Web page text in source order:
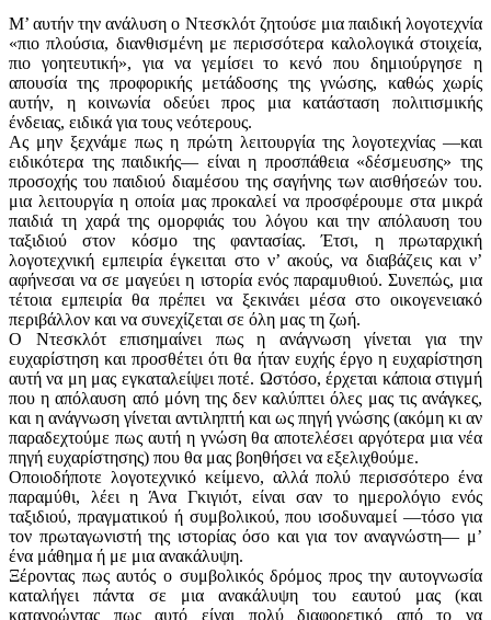
Μ’ αυτήν την ανάλυση ο Ντεσκλότ ζητούσε μια παιδική λογοτεχνία
«πιο πλούσια, διανθισμένη με περισσότερα καλολογικά στοιχεία,
πιο γοητευτική», για να γεμίσει το κενό που δημιούργησε η
απουσία της προφορικής μετάδοσης της γνώσης, καθώς χωρίς
αυτήν, η κοινωνία οδεύει προς μια κατάσταση πολιτισμικής
ένδειας, ειδικά για τους νεότερους.
Ας μην ξεχνάμε πως η πρώτη λειτουργία της λογο­τεχνίας —και
ειδικότερα της παιδικής— είναι η προσπάθεια «δέσμευσης» της
προσοχής του παιδιού διαμέσου της σαγήνης των αισθήσεών του.
μια λειτουργία η οποία μας προκαλεί να προσφέρουμε στα μικρά
παιδιά τη χαρά της ομορφιάς του λόγου και την απόλαυση του
ταξιδιού στον κόσμο της φαντασίας. Έτσι, η πρωταρχική
λογοτεχνική εμπειρία έγκειται στο ν’ ακούς, να διαβάζεις και ν’
αφήνεσαι να σε μαγεύει η ιστορία ενός παραμυθιού. Συνεπώς, μια
τέτοια εμπειρία θα πρέπει να ξεκινάει μέσα στο οικογενειακό
περιβάλλον και να συνεχίζεται σε όλη μας τη ζωή.
Ο Ντεσκλότ επισημαίνει πως η ανάγνωση γίνεται για την
ευχαρίστηση και προσθέτει ότι θα ήταν ευχής έργο η ευχαρίστηση
αυτή να μη μας εγκαταλείψει ποτέ. Ωστόσο, έρχεται κάποια στιγμή
που η απόλαυση από μόνη της δεν καλύπτει όλες μας τις ανάγκες,
και η ανάγνωση γίνεται αντιληπτή και ως πηγή γνώσης (ακόμη κι αν
παραδεχτούμε πως αυτή η γνώση θα αποτελέσει αργότερα μια νέα
πηγή ευχαρίστησης) που θα μας βοηθήσει να εξελιχθούμε.
Οποιοδήποτε λογοτεχνικό κείμενο, αλλά πολύ περισσότερο ένα
παραμύθι, λέει η Άνα Γκιγιότ, είναι σαν το ημερολόγιο ενός
ταξιδιού, πραγματικού ή συμβολικού, που ισοδυναμεί —τόσο για
τον πρωταγωνιστή της ιστορίας όσο και για τον αναγνώστη— μ’
ένα μάθημα ή με μια ανακάλυψη.
Ξέροντας πως αυτός ο συμβολικός δρόμος προς την αυτογνωσία
καταλήγει πάντα σε μια ανακάλυψη του εαυτού μας (και
κατανοώντας πως αυτό είναι πολύ διαφορετικό από το να